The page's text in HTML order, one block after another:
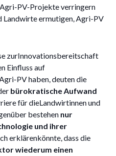
PV-Projekte verringern
Landwirte ermutigen, Agri-PV
zurInnovationsbereitschaft
Einfluss auf
PV haben, deuten die
bürokratische Aufwand
für dieLandwirtinnen und
bestehen nur
und ihrer
erklärenkönnte, dass die
wiederum einen